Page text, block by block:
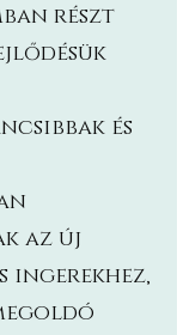
részt
és
az új
ingerekhez,